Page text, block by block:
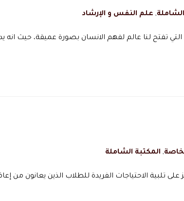
, علم النفس و الإرشاد
تفتح لنا عالم لفهم الانسان بصورة عميقة، حيث
, المكتبة الشاملة
تلبية الاحتياجات الفريدة للطلاب الذين يعانون من